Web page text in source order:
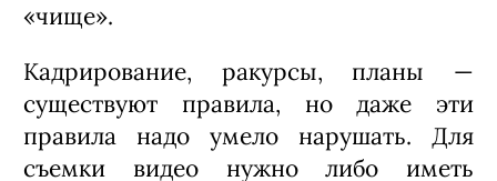
«чище».
Кадрирование, ракурсы, планы —
существуют правила, но даже эти
правила надо умело нарушать. Для
съемки видео нужно либо иметь